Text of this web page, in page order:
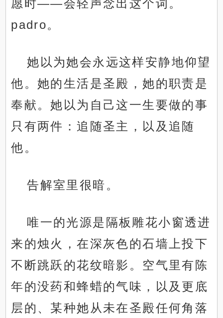
愿时——会轻声念出这个词。
padro。
她以为她会永远这样安静地仰望
他。她的生活是圣殿，她的职责是
奉献。她以为自己这一生要做的事
只有两件：追随圣主，以及追随
他。
告解室里很暗。
唯一的光源是隔板雕花小窗透进
来的烛火，在深灰色的石墙上投下
不断跳跃的花纹暗影。空气里有陈
年的没药和蜂蜡的气味，以及更底
层的、某种她从未在圣殿任何角落